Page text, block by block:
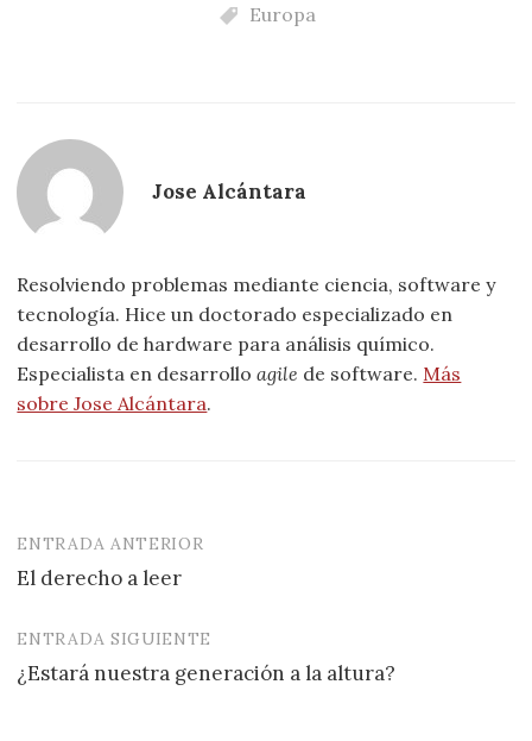
Europa
Jose Alcántara
Resolviendo problemas mediante ciencia, software y
tecnología. Hice un doctorado especializado en
desarrollo de hardware para análisis químico.
Especialista en desarrolloagile de software. Más
sobre Jose Alcántara.
Navegación
de
entradas
ENTRADA ANTERIOR
El derecho a leer
ENTRADA SIGUIENTE
¿Estará nuestra generación a la altura?